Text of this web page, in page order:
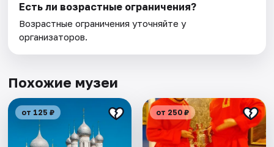
Есть ли возрастные ограничения?
Возрастные ограничения уточняйте у
организаторов.
Похожие музеи
от 125 ₽ от 250 ₽